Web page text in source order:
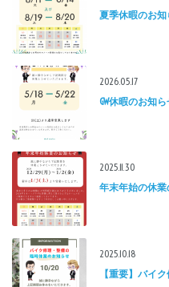
夏季休暇のお知
2026.05.17
GW休暇のお知ら
2025.11.30
年末年始の休
2025.10.18
【重要】バイ